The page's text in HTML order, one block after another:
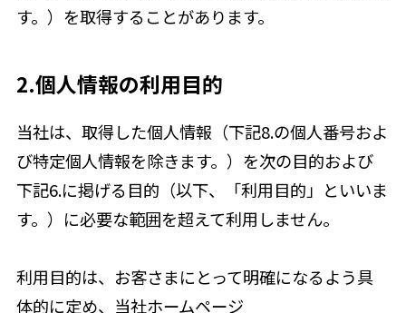
す。）を取得することがあります。
2.個人情報の利用目的
当社は、取得した個人情報（下記8.の個人番号およ
び特定個人情報を除きます。）を次の目的および
下記6.に掲げる目的（以下、「利用目的」といいま
す。）に必要な範囲を超えて利用しません。
利用目的は、お客さまにとって明確になるよう具
体的に定め、当社ホームページ